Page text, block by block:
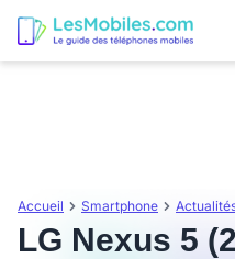
Accueil Smartphone
LG Nexus 5